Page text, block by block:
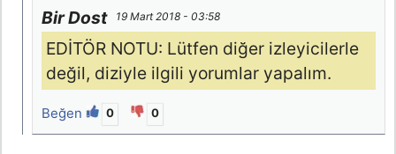
Bir Dost 19 Mart 2018 - 03:58
EDİTÖR NOTU: Lütfen diğer izleyicilerle
değil, diziyle ilgili yorumlar yapalım.
Beğen 0 0